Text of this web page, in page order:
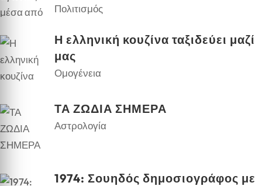
Πολιτισμός
Η ελληνική κουζίνα ταξιδεύει μαζί
μας
Ομογένεια
ΤΑ ΖΩΔΙΑ ΣΗΜΕΡΑ
Αστρολογία
1974: Σουηδός δημοσιογράφος με